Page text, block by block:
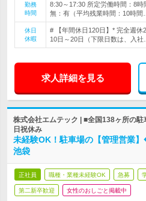
勤務
時間
8:30～17:30 所定労働時間：8
無：有（平均残業時間：10時間…
休日
休暇
# 【年間休日120日】* 完全週休
10日～20日（下限日数は、入社…
求人詳細を見る
株式会社エムテック | ■全国138ヶ所の
日祝休み
未経験OK！駐車場の【管理営業
池袋
正社員 職種・業種未経験OK 急募
第二新卒歓迎 女性のおしごと掲載中